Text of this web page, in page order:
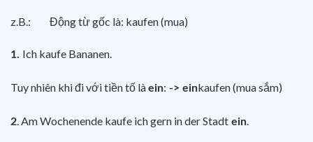
🌸
z.B.: Động từ gốc là: kaufen (mua)
1. Ich kaufe Bananen.
Tuy nhiên khi đi với tiền tố làein: -> einkaufen (mua sắm)
2. Am Wochenende kaufe ich gern in der Stadt ein.